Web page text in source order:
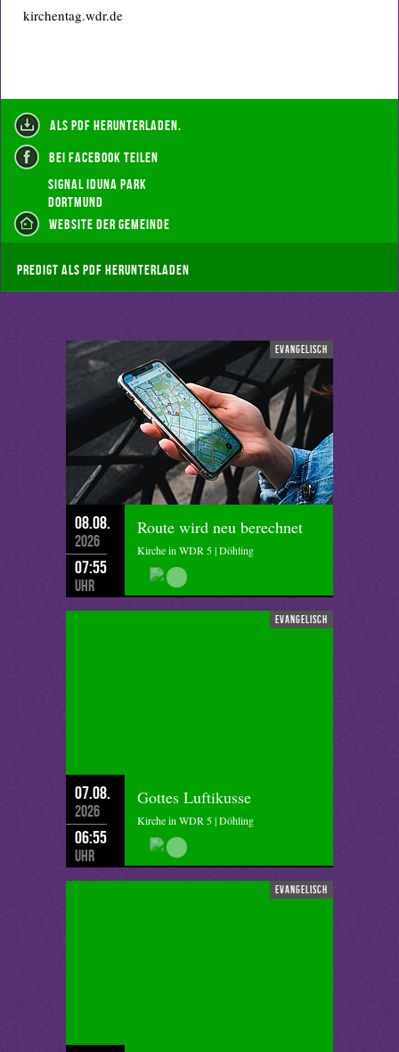
kirchentag.wdr.de
als PDF herunterladen.
bei Facebook teilen
Signal Iduna Park
Dortmund
Website der Gemeinde
Predigt als pdf herunterladen
evangelisch
08.08.
2026
07:55
Uhr
Route wird neu berechnet
Kirche in WDR 5 | Döhling
evangelisch
07.08.
2026
06:55
Uhr
Gottes Luftikusse
Kirche in WDR 5 | Döhling
evangelisch